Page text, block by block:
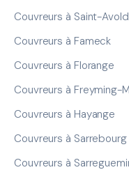
Couvreurs à Saint-Avold
Couvreurs à Fameck
Couvreurs à Florange
Couvreurs à Freyming-
Couvreurs à Hayange
Couvreurs à Sarrebourg
Couvreurs à